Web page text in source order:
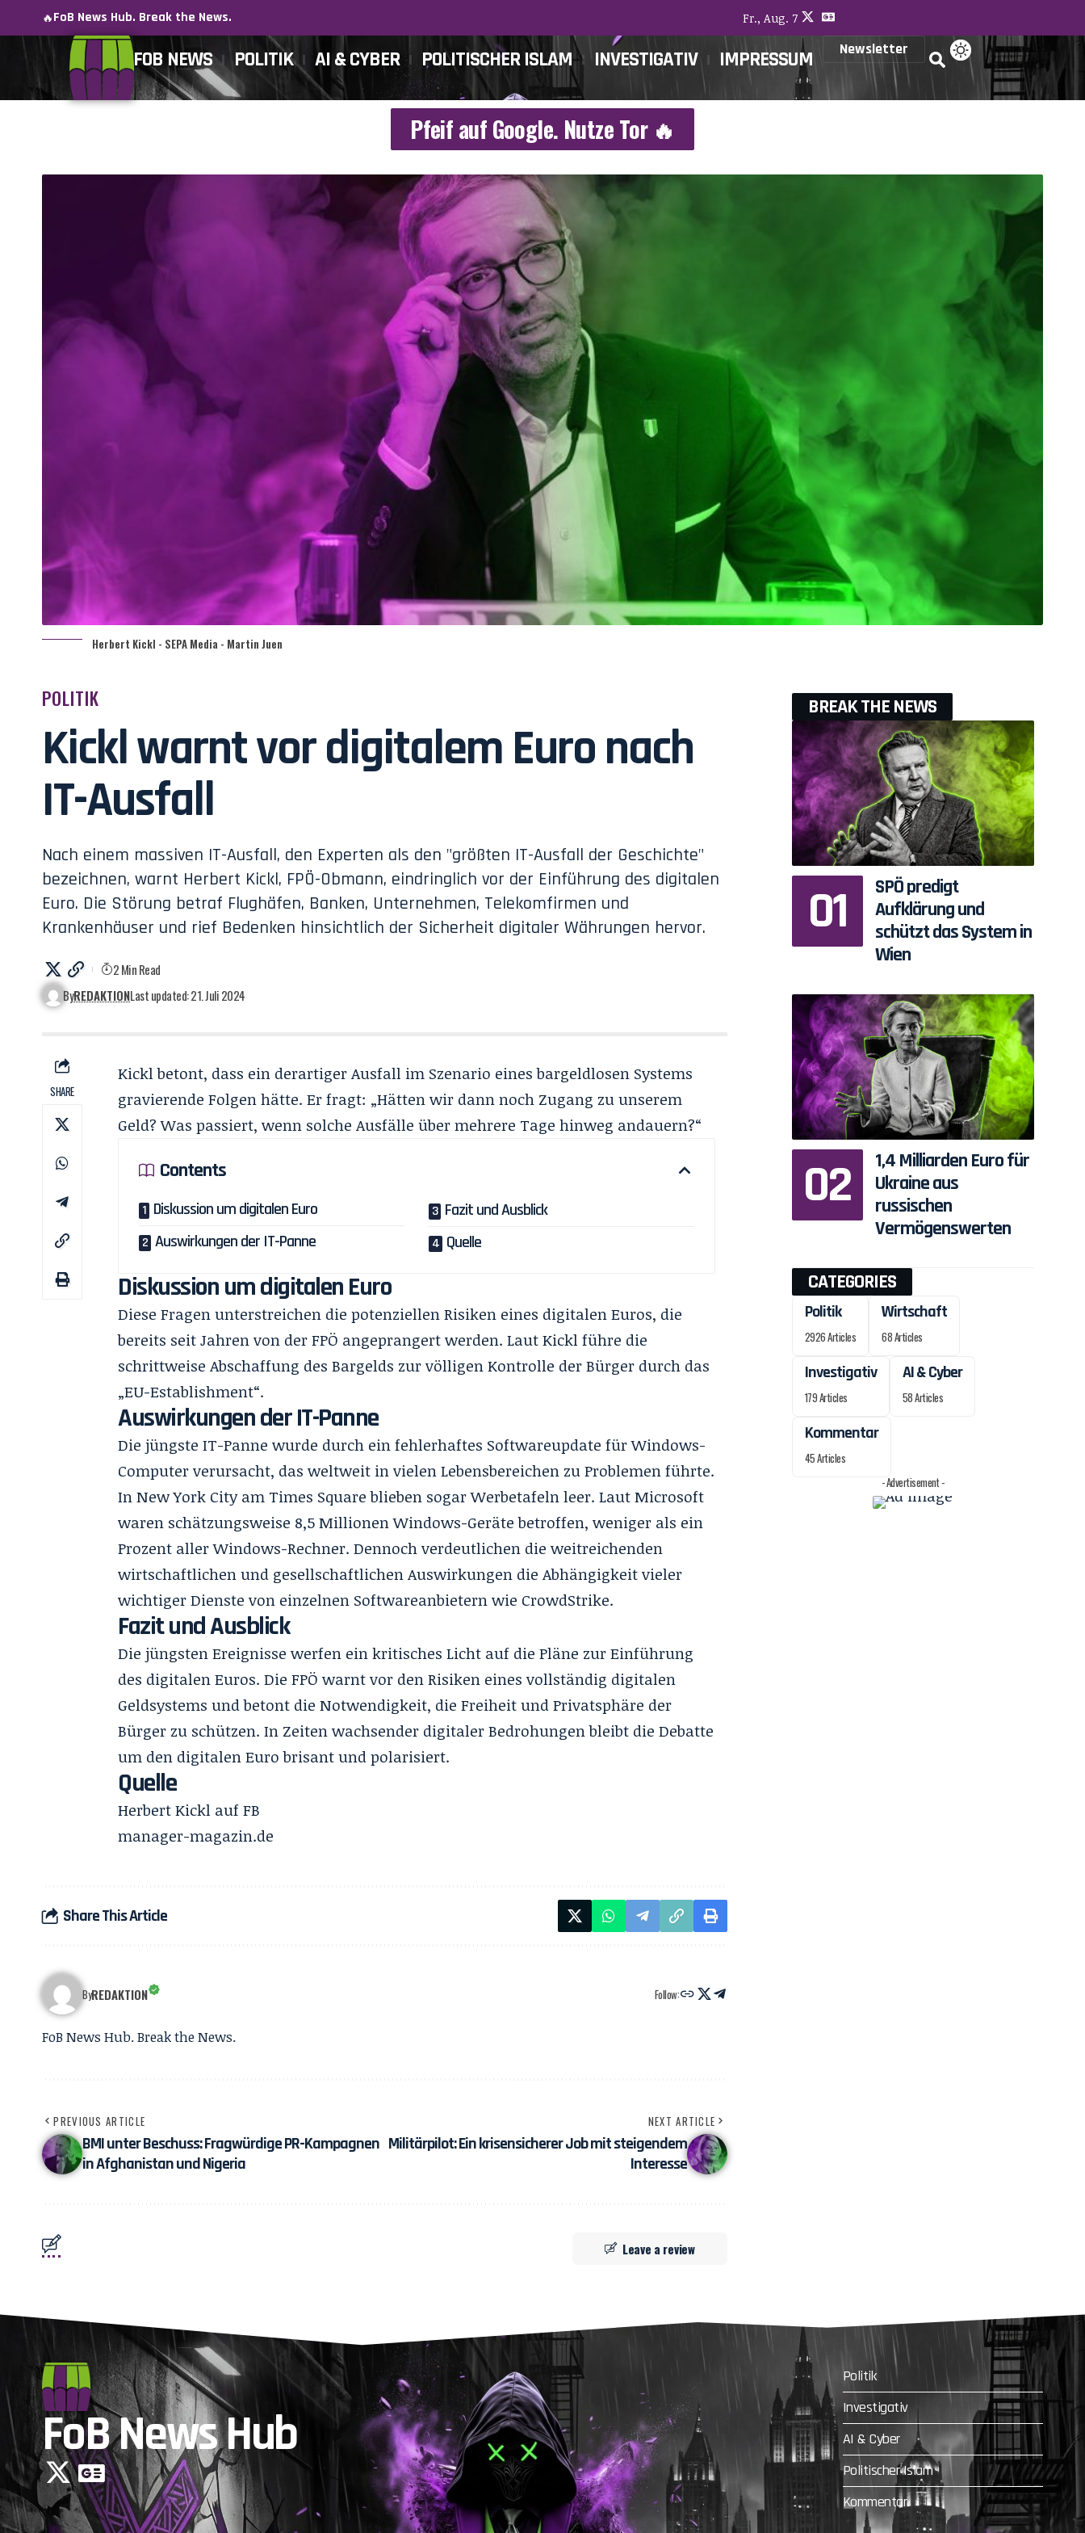
🔥FoB News Hub. Break the News. Fr., Aug. 7
FOB NEWS POLITIK AI & CYBER POLITISCHER ISLAM INVESTIGATIV IMPRESSUM Newsletter
Pfeif auf Google. Nutze Tor 🔥
Herbert Kickl - SEPA Media - Martin Juen
POLITIK
Kickl warnt vor digitalem Euro nach
IT-Ausfall
Nach einem massiven IT-Ausfall, den Experten als den "größten IT-Ausfall der Geschichte"
bezeichnen, warnt Herbert Kickl, FPÖ-Obmann, eindringlich vor der Einführung des digitalen
Euro. Die Störung betraf Flughäfen, Banken, Unternehmen, Telekomfirmen und
Krankenhäuser und rief Bedenken hinsichtlich der Sicherheit digitaler Währungen hervor.
ByREDAKTIONLast updated: 21. Juli 2024
2 Min Read
SHARE
Kickl betont, dass ein derartiger Ausfall im Szenario eines bargeldlosen Systems
gravierende Folgen hätte. Er fragt: „Hätten wir dann noch Zugang zu unserem
Geld? Was passiert, wenn solche Ausfälle über mehrere Tage hinweg andauern?“
Contents
Diskussion um digitalen Euro
Auswirkungen der IT-Panne
Fazit und Ausblick
Quelle
Diskussion um digitalen Euro
Diese Fragen unterstreichen die potenziellen Risiken eines digitalen Euros, die
bereits seit Jahren von der FPÖ angeprangert werden. Laut Kickl führe die
schrittweise Abschaffung des Bargelds zur völligen Kontrolle der Bürger durch das
„EU-Establishment“.
Auswirkungen der IT-Panne
Die jüngste IT-Panne wurde durch ein fehlerhaftes Softwareupdate für Windows-
Computer verursacht, das weltweit in vielen Lebensbereichen zu Problemen führte.
In New York City am Times Square blieben sogar Werbetafeln leer. Laut Microsoft
waren schätzungsweise 8,5 Millionen Windows-Geräte betroffen, weniger als ein
Prozent aller Windows-Rechner. Dennoch verdeutlichen die weitreichenden
wirtschaftlichen und gesellschaftlichen Auswirkungen die Abhängigkeit vieler
wichtiger Dienste von einzelnen Softwareanbietern wie CrowdStrike.
Fazit und Ausblick
Die jüngsten Ereignisse werfen ein kritisches Licht auf die Pläne zur Einführung
des digitalen Euros. Die FPÖ warnt vor den Risiken eines vollständig digitalen
Geldsystems und betont die Notwendigkeit, die Freiheit und Privatsphäre der
Bürger zu schützen. In Zeiten wachsender digitaler Bedrohungen bleibt die Debatte
um den digitalen Euro brisant und polarisiert.
Quelle
Herbert Kickl auf FB
manager-magazin.de
Share This Article
ByREDAKTION Follow:
FoB News Hub. Break the News.
PREVIOUS ARTICLE
BMI unter Beschuss: Fragwürdige PR-Kampagnen
in Afghanistan und Nigeria
NEXT ARTICLE
Militärpilot: Ein krisensicherer Job mit steigendem
Interesse
Leave a review
BREAK THE NEWS
SPÖ predigt
Aufklärung und
schützt das System in
Wien
1,4 Milliarden Euro für
Ukraine aus
russischen
Vermögenswerten
CATEGORIES
Politik
2926 Articles
Wirtschaft
68 Articles
Investigativ
179 Articles
AI & Cyber
58 Articles
Kommentar
45 Articles
- Advertisement -
FoB News Hub
Politik
Investigativ
AI & Cyber
Politischer Islam
Kommentar